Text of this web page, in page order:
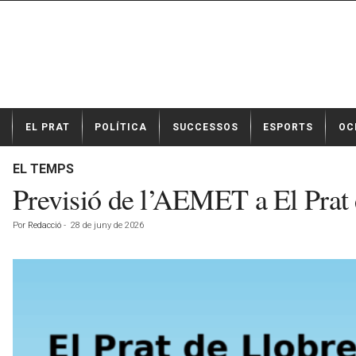
t
EL PRAT POLÍTICA SUCCESSOS ESPORTS OCI
EL TEMPS
Previsió de l’AEMET a El
Por Redacció - 28 de juny de 2026